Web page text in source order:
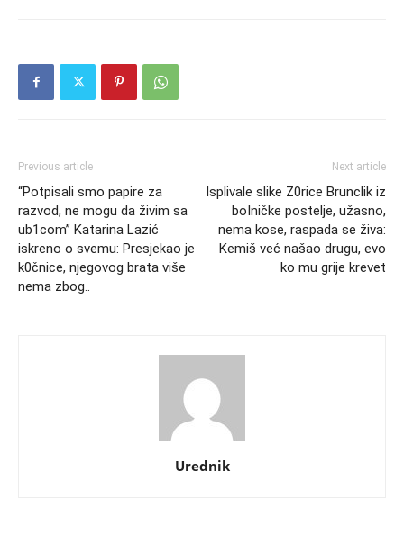
Previous article
“Potpisali smo papire za
razvod, ne mogu da živim sa
ub1com” Katarina Lazić
iskreno o svemu: Presjekao je
k0čnice, njegovog brata više
nema zbog..
Next article
Isplivale slike Z0rice Brunclik iz
boIničke postelje, užasno,
nema kose, raspada se živa:
Kemiš već našao drugu, evo
ko mu grije krevet
Urednik